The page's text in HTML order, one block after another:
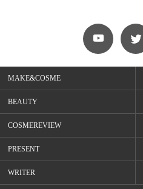
MAKE&COSME
BEAUTY
COSMEREVIEW
PRESENT
WRITER